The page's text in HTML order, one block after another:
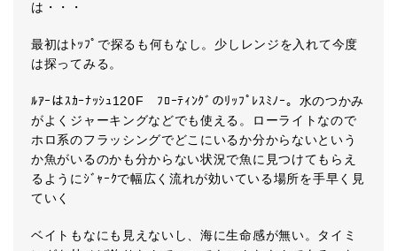
は・・・
最初はﾄｯﾌﾟで探るも何もなし。少しレンジを入れて今度
は探ってみる。
ﾙｱｰはｽｶｰﾅｯｼｭ120F ﾌﾛｰﾃｨﾝｸﾞのﾘｯﾌﾟﾚｽﾐﾉｰ。水のつかみ
がよくジャーキングなどでも使える。ローライトなので
ホロ系のフラッシングでどこにいるか分からないという
か魚がいるのかも分からない状況で魚に見つけてもらえ
るようにｼﾞｬｰｸで幅広く流れが効いている場所を手早く見
ていく
ベイトもなにも見えないし、海に生命感が無い。タイミ